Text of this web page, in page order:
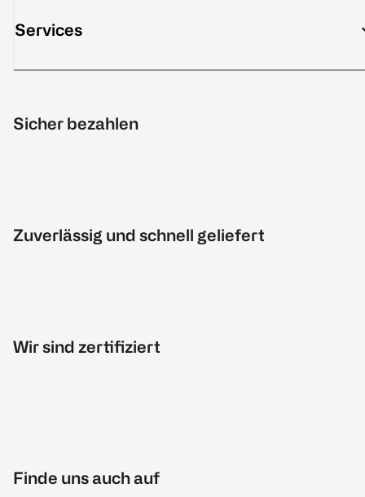
Services
Sicher bezahlen
Zuverlässig und schnell geliefert
Wir sind zertifiziert
Finde uns auch auf